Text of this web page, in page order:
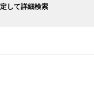
して詳細検索